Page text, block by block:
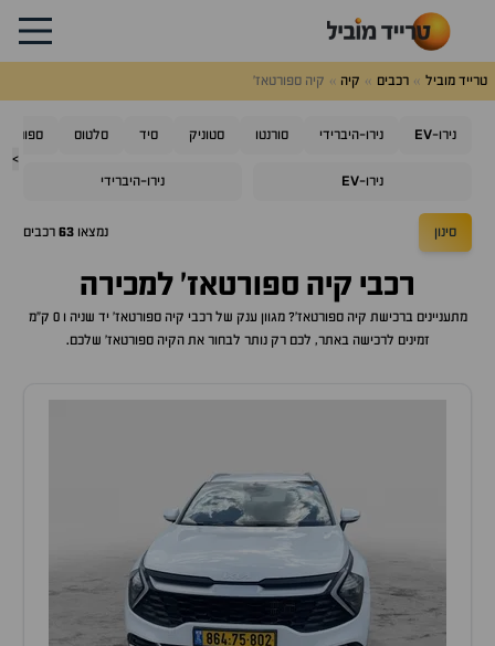
טרייד מוביל רכבים קיה קיה ספורטאז'
>
נירו-EV נירו-היברידי סורנטו סטוניק סיד סלטוס
נירו-EV נירו-היברידי
סינון נמצאו 63 רכבים
רכבי קיה ספורטאז' למכירה
מתעניינים ברכישת קיה ספורטאז'? מגוון ענק של רכבי קיה ספורטאז'
יד שניה ו 0 ק"מ
זמינים לרכישה באתר, לכם רק נותר לבחור את הקיה ספורטאז' שלכם.